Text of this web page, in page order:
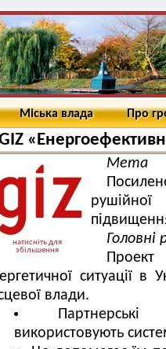
Міська влада Про
натисніть для
збільшення
Мета
Головні
ситуації в
влади.
використовують